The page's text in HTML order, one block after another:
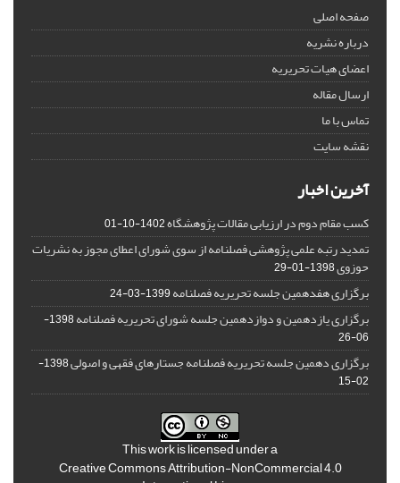
صفحه اصلی
درباره نشریه
اعضای هیات تحریریه
ارسال مقاله
تماس با ما
نقشه سایت
آخرین اخبار
کسب مقام دوم در ارزیابی مقالات پژوهشگاه1402-10-01
تمدید رتبه علمی پژوهشی فصلنامه از سوی شورای اعطای مجوز به نشریات
حوزوی1398-01-29
برگزاری هفدهمین جلسه تحریریه فصلنامه1399-03-24
برگزاری یازدهمین و دوازدهمین جلسه شورای تحریریه فصلنامه
1398-
06-26
برگزاری دهمین جلسه تحریریه فصلنامه جستارهای فقهی و اصولی
1398-
02-15
This work is licensed under a
Creative Commons Attribution-NonCommercial 4.0